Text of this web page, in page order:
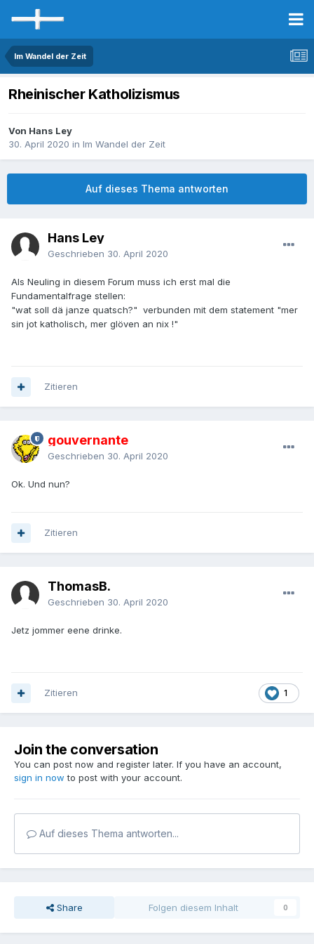
Im Wandel der Zeit
Rheinischer Katholizismus
Von Hans Ley
30. April 2020 in Im Wandel der Zeit
Auf dieses Thema antworten
Hans Ley
Geschrieben 30. April 2020
Als Neuling in diesem Forum muss ich erst mal die
Fundamentalfrage stellen:
"wat soll dä janze quatsch?" verbunden mit dem statement "mer
sin jot katholisch, mer glöven an nix !"
Zitieren
gouvernante
Geschrieben 30. April 2020
Ok. Und nun?
Zitieren
ThomasB.
Geschrieben 30. April 2020
Jetz jommer eene drinke.
1
Zitieren
Join the conversation
You can post now and register later. If you have an account,
sign in now to post with your account.
Auf dieses Thema antworten...
Share Folgen diesem Inhalt 0